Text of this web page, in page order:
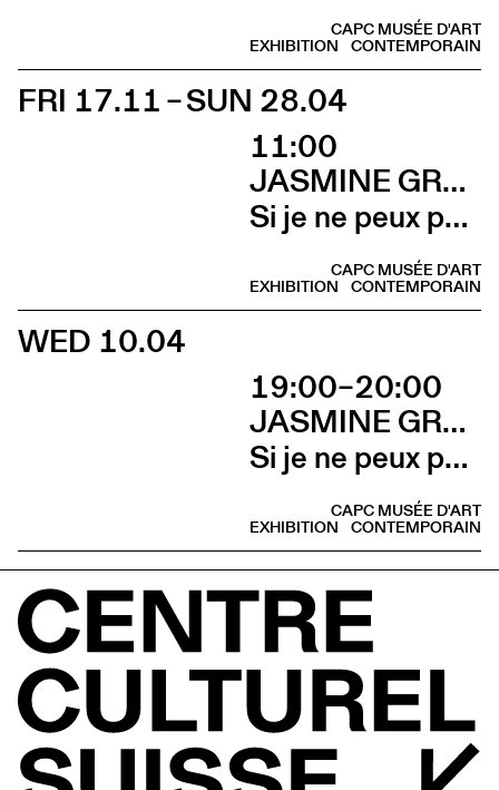
CAPC MUSÉE D'ART
CONTEMPORAIN
EXHIBITION
FRI 17.11 – SUN 28.04
11:00
JASMINE GREGORY
Si je ne peux pas l’avoir, toi non plus
CAPC MUSÉE D'ART
CONTEMPORAIN
EXHIBITION
WED 10.04
19:00–20:00
JASMINE GREGORY
Si je ne peux pas l’avoir, toi non plus (Talk avec Jasmine Gregory et Marion Vasseur Raluy)
CAPC MUSÉE D'ART
CONTEMPORAIN
EXHIBITION